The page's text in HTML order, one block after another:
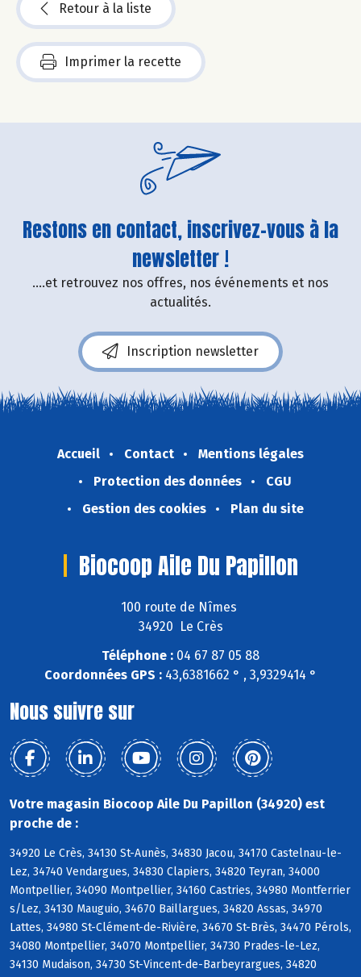
Retour à la liste
Imprimer la recette
Restons en contact, inscrivez-vous à la
newsletter !
....et retrouvez nos offres, nos événements et nos
actualités.
Inscription newsletter
Accueil Contact
Mentions légales
Protection des données
CGU
Gestion des cookies
Plan du site
Biocoop Aile Du Papillon
100 route de Nîmes
34920 Le Crès
Téléphone : 04 67 87 05 88
Coordonnées GPS : 43,6381662 ° , 3,9329414 °
Nous suivre sur
Votre magasin Biocoop Aile Du Papillon (34920) est
proche de :
34920 Le Crès, 34130 St-Aunès, 34830 Jacou, 34170 Castelnau-le-
Lez, 34740 Vendargues, 34830 Clapiers, 34820 Teyran, 34000
Montpellier, 34090 Montpellier, 34160 Castries, 34980 Montferrier
s/Lez, 34130 Mauguio, 34670 Baillargues, 34820 Assas, 34970
Lattes, 34980 St-Clément-de-Rivière, 34670 St-Brès, 34470 Pérols,
34080 Montpellier, 34070 Montpellier, 34730 Prades-le-Lez,
34130 Mudaison, 34730 St-Vincent-de-Barbeyrargues, 34820